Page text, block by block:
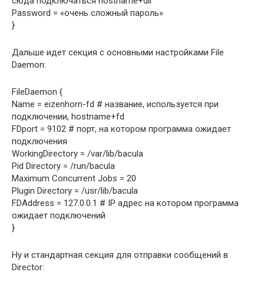
Password = «очень сложный пароль»
}
Дальше идет секция с основными настройками File
Daemon:
FileDaemon {
Name = eizenhorn-fd # название, используется при
подключении, hostname+fd
FDport = 9102 # порт, на котором программа ожидает
подключения
WorkingDirectory = /var/lib/bacula
Pid Directory = /run/bacula
Maximum Concurrent Jobs = 20
Plugin Directory = /usr/lib/bacula
FDAddress = 127.0.0.1 # IP адрес на котором программа
ожидает подключений
}
Ну и стандартная секция для отправки сообщений в
Director: